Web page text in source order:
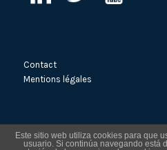
Contact
Mentions légales
Este sitio web utiliza cookies para que
usuario. Si continúa navegando está